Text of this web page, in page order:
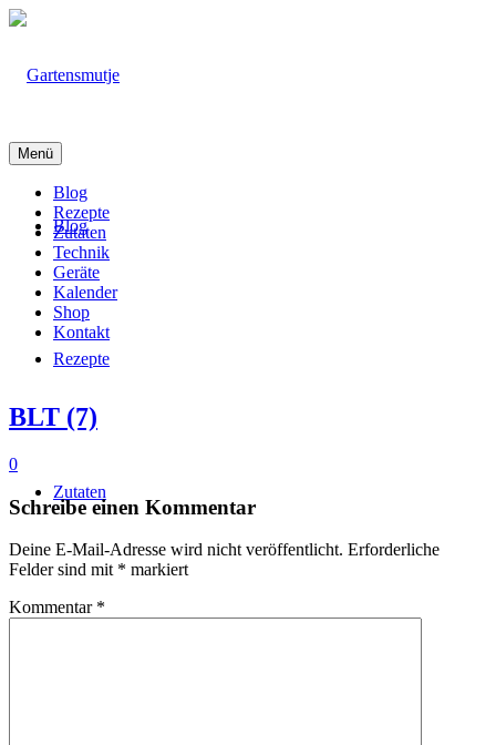
Blog
Rezepte
Zutaten
Technik
Menü
Blog
Rezepte
Zutaten
Technik
Geräte
Kalender
Shop
Kontakt
BLT (7)
0
Schreibe einen Kommentar
Deine E-Mail-Adresse wird nicht veröffentlicht. Erforderliche
Felder sind mit * markiert
Kommentar *